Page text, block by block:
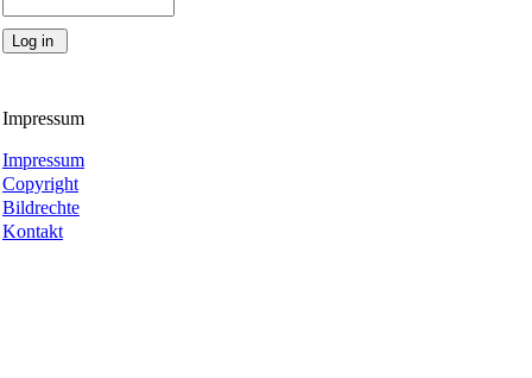
Impressum
Impressum
Copyright
Bildrechte
Kontakt